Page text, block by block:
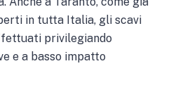
in tutta Italia, gli scavi
privilegiando
e a basso impatto